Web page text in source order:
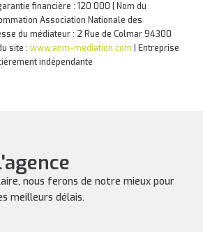
financière : 120 000 | Nom du
Association Nationale des
du médiateur : 2 Rue de Colmar 94300
site : www.anm-mediation.com
Entreprise
indépendante
nous ferons de notre mieux pour
meilleurs délais.